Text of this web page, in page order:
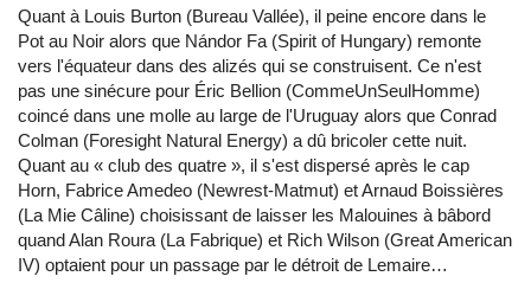
Quant à Louis Burton (Bureau Vallée), il peine encore dans le
Pot au Noir alors que Nándor Fa (Spirit of Hungary) remonte
vers l'équateur dans des alizés qui se construisent. Ce n'est
pas une sinécure pour Éric Bellion (CommeUnSeulHomme)
coincé dans une molle au large de l'Uruguay alors que Conrad
Colman (Foresight Natural Energy) a dû bricoler cette nuit.
Quant au « club des quatre », il s'est dispersé après le cap
Horn, Fabrice Amedeo (Newrest-Matmut) et Arnaud Boissières
(La Mie Câline) choisissant de laisser les Malouines à bâbord
quand Alan Roura (La Fabrique) et Rich Wilson (Great American
IV) optaient pour un passage par le détroit de Lemaire…